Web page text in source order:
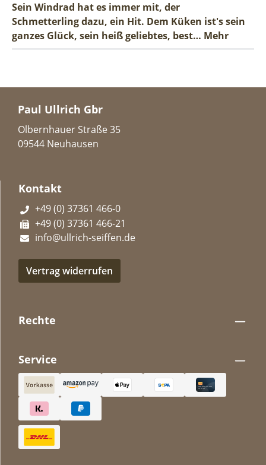
Sein Windrad hat es immer mit, der
Schmetterling dazu, ein Hit. Dem Küken ist's sein
ganzes Glück, sein heiß geliebtes, best… Mehr
Paul Ullrich Gbr
Olbernhauer Straße 35
09544 Neuhausen
Kontakt
+49 (0) 37361 466-0
+49 (0) 37361 466-21
info@ullrich-seiffen.de
Vertrag widerrufen
Rechte
Service